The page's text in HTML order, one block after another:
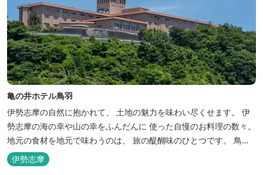
亀の井ホテル鳥羽
伊勢志摩の自然に抱かれて、 土地の魅力を味わい尽くせます。 伊
勢志摩の海の幸や山の幸をふんだんに 使った自慢のお料理の数々。
地元の食材を地元で味わうのは、 旅の醍醐味のひとつです。 鳥羽
湾の潮風を感じる露天風呂や 広々としたテラス付きのお部屋。 行
き交うフェリーをのんびり眺めて、 日常をちょっと忘れるひと時を
伊勢志摩